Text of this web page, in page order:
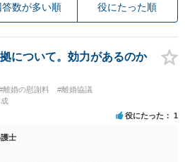
答数が多い順 役にたった順
について。効力があるのか
離婚の慰謝料
#離婚協議
役にたった 1
士